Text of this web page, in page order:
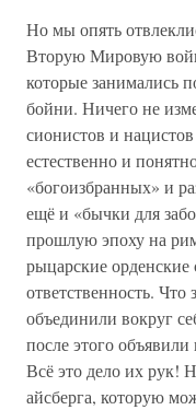
Но мы опять
Вторую Мировую
которые занимались
бойни. Ничего не
сионистов и
естественно и
«богоизбранных» и
ещё и «бычки для
прошлую эпоху на
рыцарские орденские
ответственность. Что
объединили вокруг
после этого
Всё это дело их рук!
айсберга, которую